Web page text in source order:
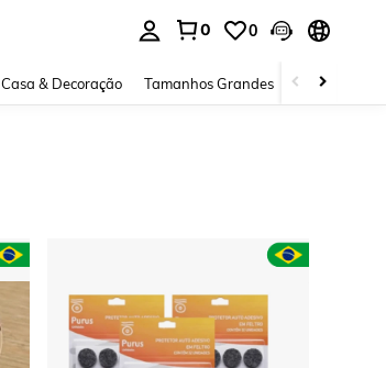
0 0
Casa & Decoração Tamanhos Grandes Joias e